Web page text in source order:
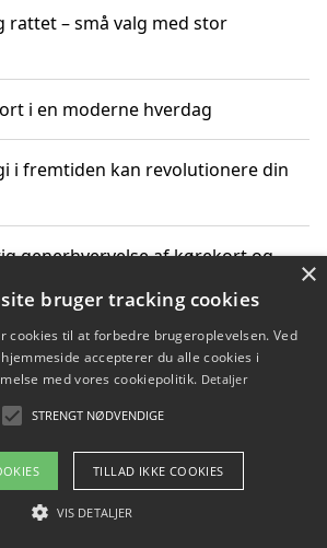
rattet – små valg med stor
i en moderne hverdag
i fremtiden kan revolutionere din
generhvervelse af kørekort og
kørsel hos en køreskole i
2026 - Pilanto Aps
×
bruger tracking cookies
cookies til at forbedre brugeroplevelsen. Ved
accepterer du alle cookies i
med vores cookiepolitik. Detaljer
STRENGT NØDVENDIGE
TILLAD IKKE COOKIES
VIS DETALJER